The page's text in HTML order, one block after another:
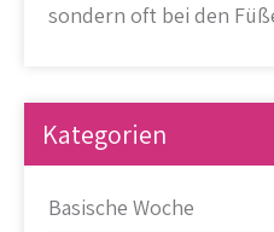
sondern oft bei den
Kategorien
Basische Woche